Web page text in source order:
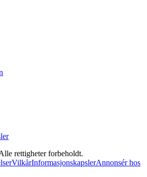
rettigheter forbeholdt.
VilkårInformasjonskapslerAnnonsér hos